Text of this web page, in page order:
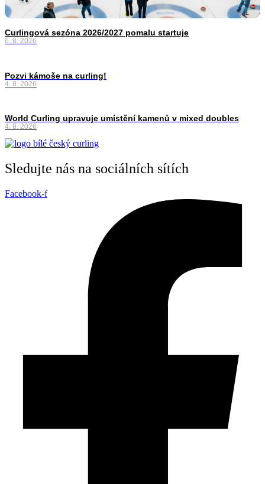
Curlingová sezóna 2026/2027 pomalu startuje
6. 8. 2026
Pozvi kámoše na curling!
4. 8. 2026
World Curling upravuje umístění kamenů v mixed doubles
4. 8. 2026
Sledujte nás na sociálních sítích
Facebook-f